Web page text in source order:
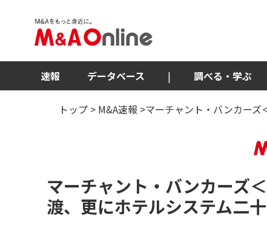
速報 データベース | 調べる・学ぶ
トップ > M&A速報 >マーチャント・バンカー
マーチャント・バンカーズ
渡、更にホテルシステム二